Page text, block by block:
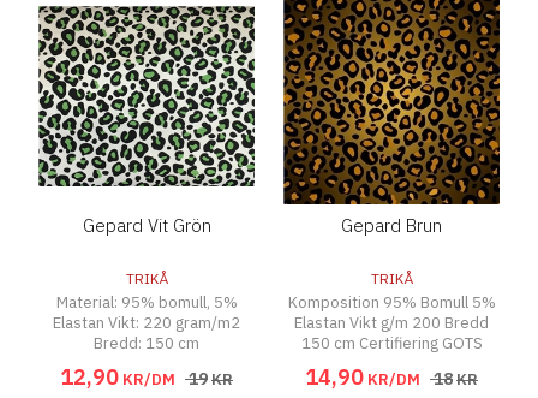
Gepard Vit Grön
TRIKÅ
Material: 95% bomull, 5%
Elastan Vikt: 220 gram/m2
Bredd: 150 cm
12,90 KR/DM 19KR
Gepard Brun
TRIKÅ
Komposition 95% Bomull 5%
Elastan Vikt g/m 200 Bredd
150 cm Certifiering GOTS
14,90 KR/DM 18KR